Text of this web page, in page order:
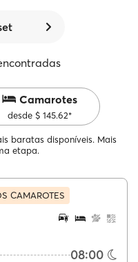
Camarotes
desde $ 145.62*
baratas disponíveis. Mais
etapa.
CAMAROTES
08:00